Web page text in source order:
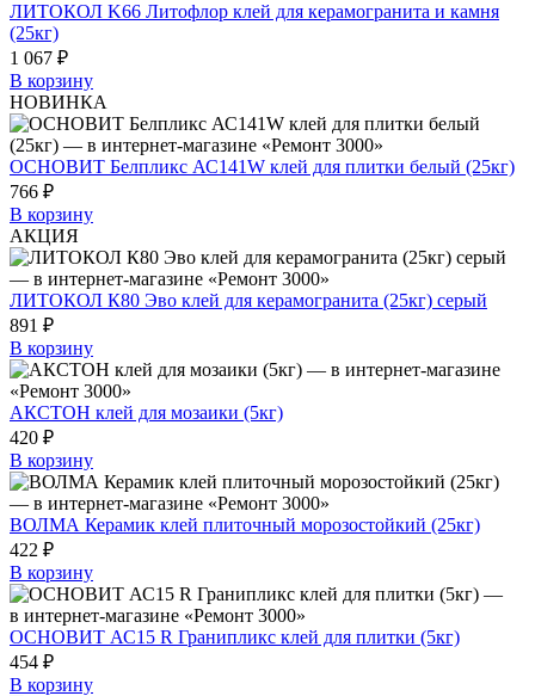
ЛИТОКОЛ K66 Литофлор клей для керамогранита и камня
(25кг)
1 067 ₽
В корзину
НОВИНКА
ОСНОВИТ Белпликс АС141W клей для плитки белый (25кг)
766 ₽
В корзину
АКЦИЯ
ЛИТОКОЛ К80 Эво клей для керамогранита (25кг) серый
891 ₽
В корзину
АКСТОН клей для мозаики (5кг)
420 ₽
В корзину
ВОЛМА Керамик клей плиточный морозостойкий (25кг)
422 ₽
В корзину
ОСНОВИТ АС15 R Гранипликс клей для плитки (5кг)
454 ₽
В корзину